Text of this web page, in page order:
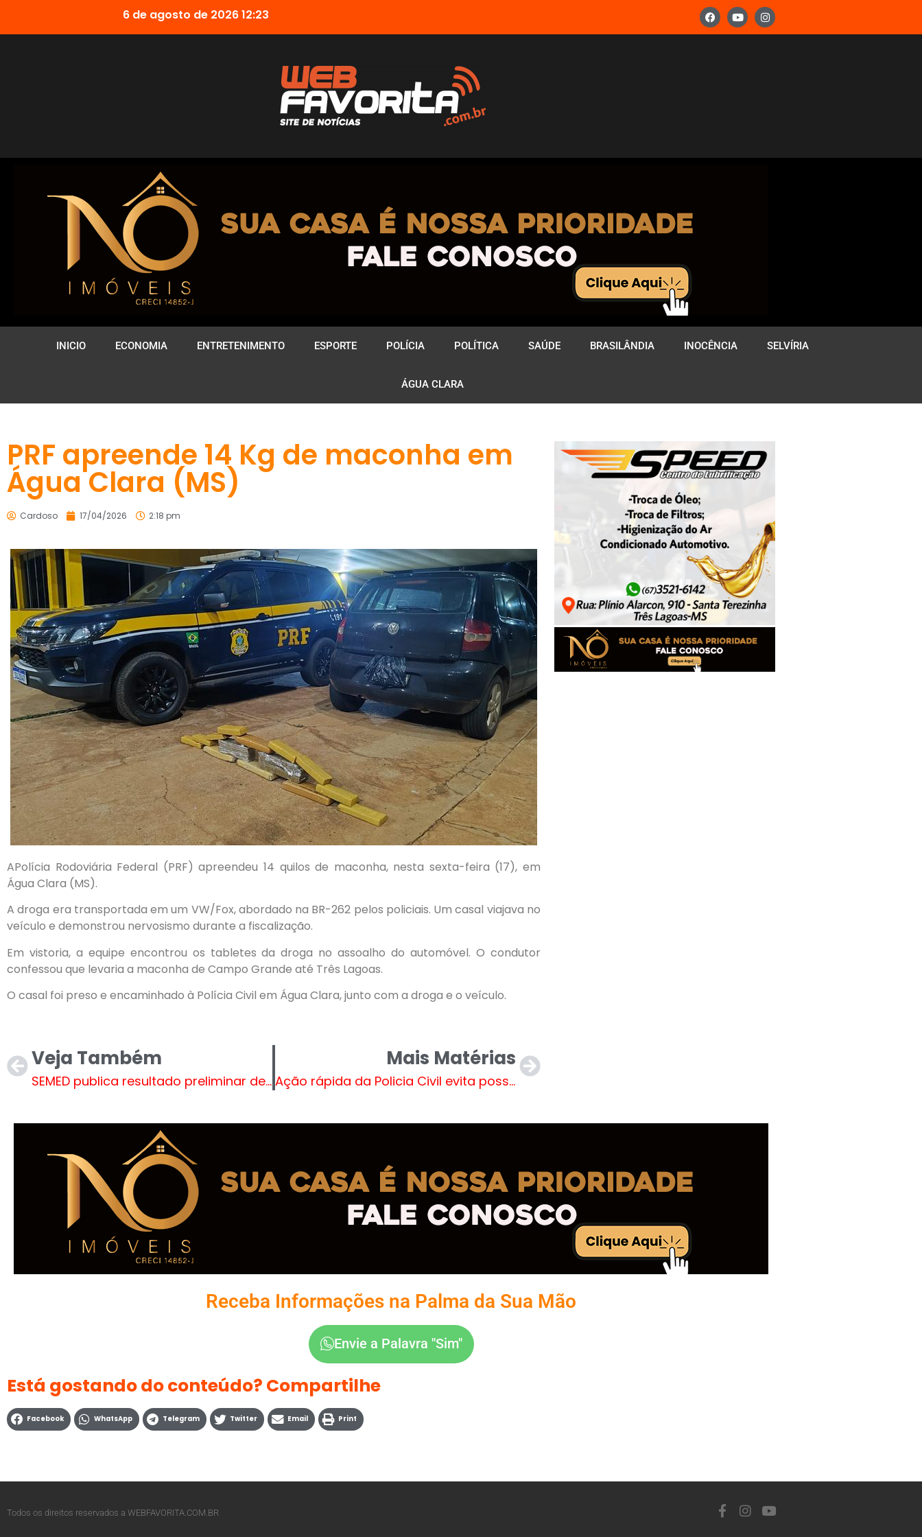
6 de agosto de 2026 12:23
INICIO ECONOMIA ENTRETENIMENTO ESPORTE POLÍCIA POLÍTICA SAÚDE BRASILÂNDIA INOCÊNCIA SELVÍRIA
ÁGUA CLARA
PRF apreende 14 Kg de maconha em
Água Clara (MS)
Cardoso 17/04/2026 2:18 pm
APolícia Rodoviária Federal (PRF) apreendeu 14 quilos de maconha, nesta sexta-feira (17), em
Água Clara (MS).
A droga era transportada em um VW/Fox, abordado na BR-262 pelos policiais. Um casal viajava no
veículo e demonstrou nervosismo durante a fiscalização.
Em vistoria, a equipe encontrou os tabletes da droga no assoalho do automóvel. O condutor
confessou que levaria a maconha de Campo Grande até Três Lagoas.
O casal foi preso e encaminhado à Polícia Civil em Água Clara, junto com a droga e o veículo.
Veja Também
SEMED publica resultado preliminar de Análise Curricular da MS Alfabetiza
Mais Matérias
Ação rápida da Policia Civil evita possível feminicídio em Água Clara
Receba Informações na Palma da Sua Mão
Envie a Palavra "Sim"
Está gostando do conteúdo? Compartilhe
Facebook WhatsApp Telegram Twitter Email Print
Todos os direitos reservados a WEBFAVORITA.COM.BR